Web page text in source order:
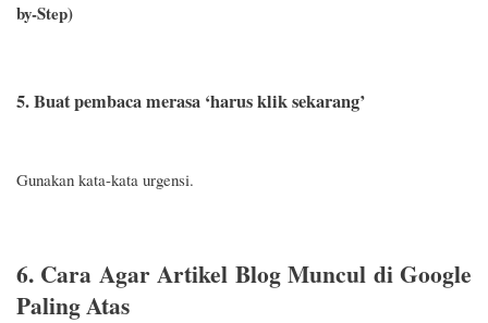
by-Step)
5. Buat pembaca merasa ‘harus klik sekarang’
Gunakan kata-kata urgensi.
6. Cara Agar Artikel Blog Muncul di Google
Paling Atas